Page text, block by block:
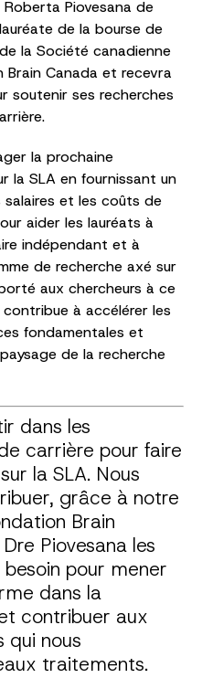
Roberta Piovesana de
de la bourse de
la Société canadienne
Canada et recevra
soutenir ses recherches
la prochaine
la SLA en fournissant un
et les coûts de
aider les lauréats à
indépendant et à
de recherche axé sur
aux chercheurs à ce
à accélérer les
fondamentales et
de la recherche
dans les
carrière pour faire
la SLA. Nous
grâce à notre
Brain
Piovesana les
pour mener
dans la
contribuer aux
qui nous
traitements.